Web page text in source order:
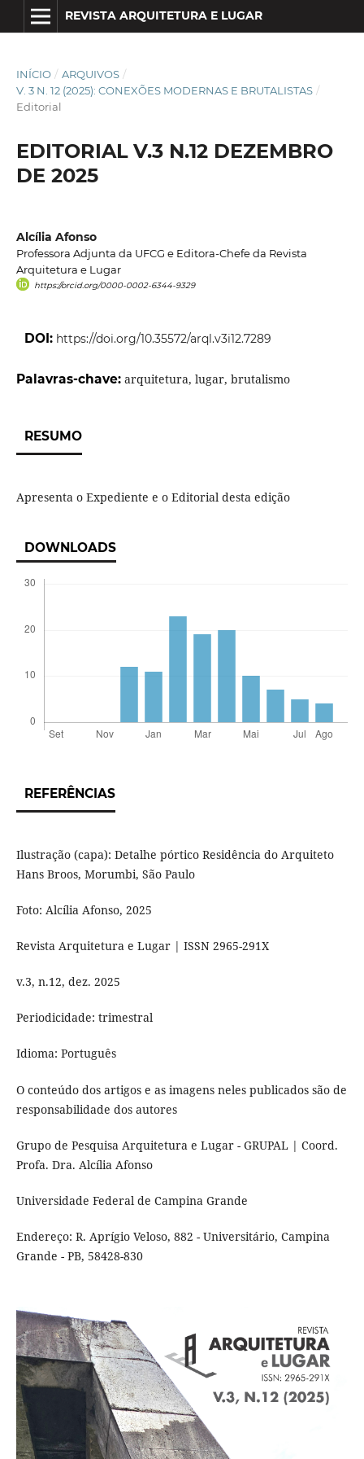
REVISTA ARQUITETURA E LUGAR
INÍCIO / ARQUIVOS /
V. 3 N. 12 (2025): CONEXÕES MODERNAS E BRUTALISTAS /
Editorial
EDITORIAL V.3 N.12 DEZEMBRO
DE 2025
Alcília Afonso
Professora Adjunta da UFCG e Editora-Chefe da Revista
Arquitetura e Lugar
https://orcid.org/0000-0002-6344-9329
DOI: https://doi.org/10.35572/arql.v3i12.7289
Palavras-chave: arquitetura, lugar, brutalismo
RESUMO
Apresenta o Expediente e o Editorial desta edição
DOWNLOADS
REFERÊNCIAS
Ilustração (capa): Detalhe pórtico Residência do Arquiteto
Hans Broos, Morumbi, São Paulo
Foto: Alcília Afonso, 2025
Revista Arquitetura e Lugar | ISSN 2965-291X
v.3, n.12, dez. 2025
Periodicidade: trimestral
Idioma: Português
O conteúdo dos artigos e as imagens neles publicados são de
responsabilidade dos autores
Grupo de Pesquisa Arquitetura e Lugar - GRUPAL | Coord.
Profa. Dra. Alcília Afonso
Universidade Federal de Campina Grande
Endereço: R. Aprígio Veloso, 882 - Universitário, Campina
Grande - PB, 58428-830